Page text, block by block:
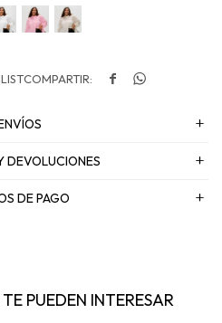
 
DEVOLUCIONES
DE PAGO
PUEDEN INTERESAR